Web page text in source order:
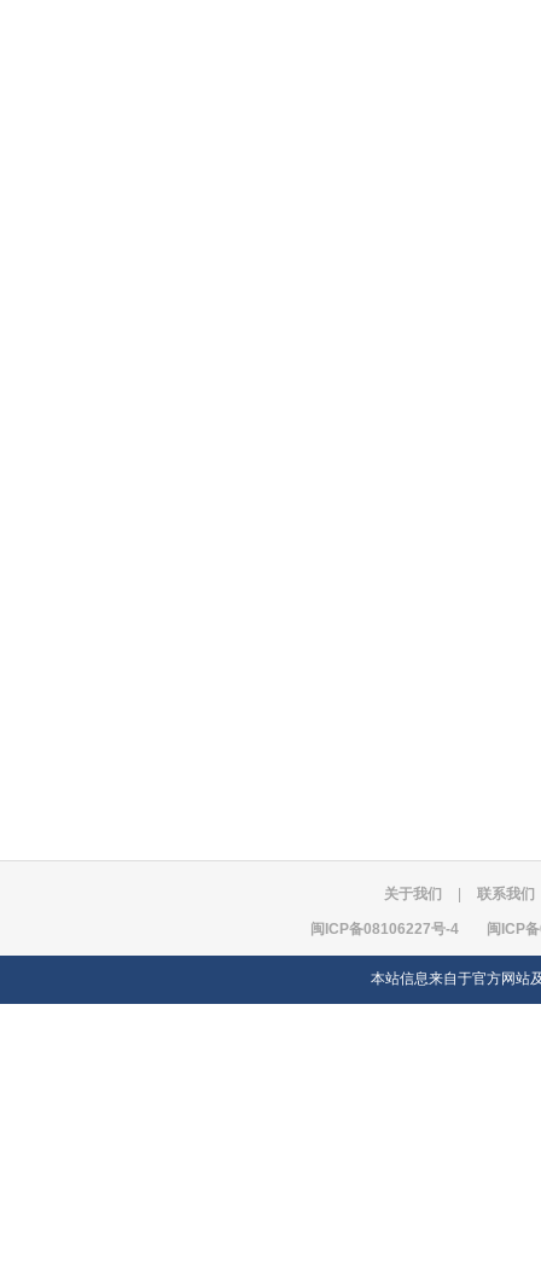
关于我们 联系我们
闽ICP备08106227号-4 闽ICP
本站信息来自于官方网站